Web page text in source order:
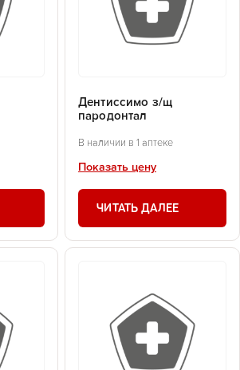
Дентиссимо з/щ
пародонтал
В наличии в 1 аптеке
Показать цену
ЧИТАТЬ ДАЛЕЕ